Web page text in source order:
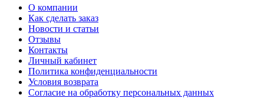
О компании
Как сделать заказ
Новости и статьи
Отзывы
Контакты
Личный кабинет
Политика конфиденциальности
Условия возврата
Согласие на обработку персональных данных